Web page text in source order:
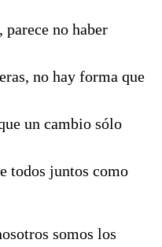
parece no haber
no hay forma que
un cambio sólo
todos juntos como
somos los